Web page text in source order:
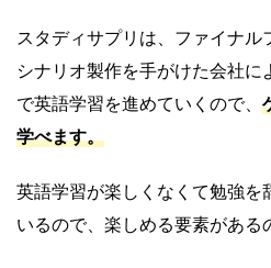
スタディサプリは、ファイナ
シナリオ製作を手がけた会社
で英語学習を進めていくので、
学べます。
英語学習が楽しくなくて勉強を
いるので、楽しめる要素がある